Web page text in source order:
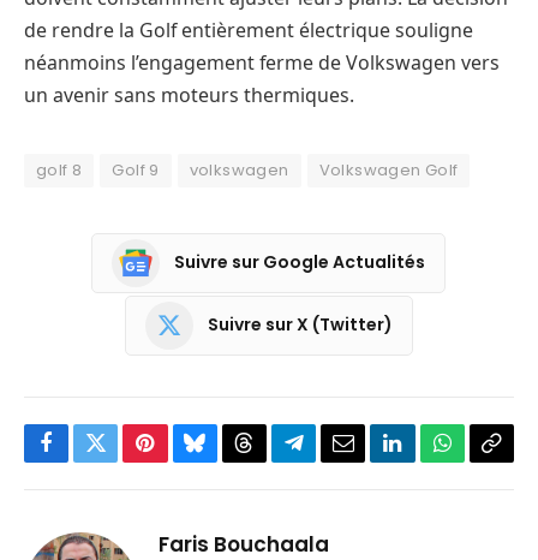
de rendre la Golf entièrement électrique souligne
néanmoins l’engagement ferme de Volkswagen vers
un avenir sans moteurs thermiques.
golf 8 Golf 9 volkswagen Volkswagen Golf
Suivre sur Google Actualités
Suivre sur X (Twitter)
Facebook
TwitterPinterestBlueskyThreadsPartager
Telegram
EmailLinkedInWhatsApp
Faris Bouchaala